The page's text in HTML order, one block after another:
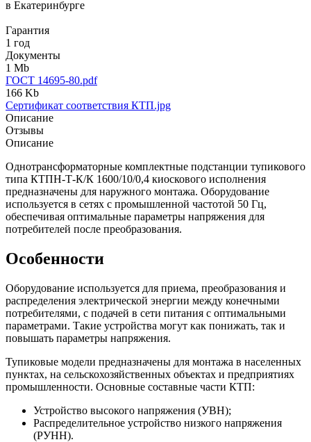
в Екатеринбурге
Гарантия
1 год
Документы
1 Mb
ГОСТ 14695-80.pdf
166 Kb
Сертификат соответствия КТП.jpg
Описание
Отзывы
Описание
Однотрансформаторные комплектные подстанции тупикового
типа КТПН-Т-К/К 1600/10/0,4 киоскового исполнения
предназначены для наружного монтажа. Оборудование
используется в сетях с промышленной частотой 50 Гц,
обеспечивая оптимальные параметры напряжения для
потребителей после преобразования.
Особенности
Оборудование используется для приема, преобразования и
распределения электрической энергии между конечными
потребителями, с подачей в сети питания с оптимальными
параметрами. Такие устройства могут как понижать, так и
повышать параметры напряжения.
Тупиковые модели предназначены для монтажа в населенных
пунктах, на сельскохозяйственных объектах и предприятиях
промышленности. Основные составные части КТП:
Устройство высокого напряжения (УВН);
Распределительное устройство низкого напряжения
(РУНН).